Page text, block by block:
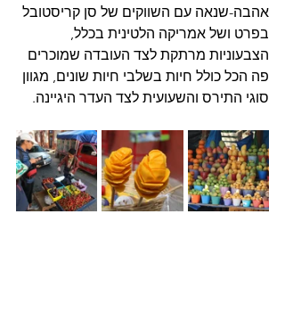
אהבה-שנאה עם השווקים של סן קריסטובל
בפרט ושל אמריקה הלטינית בכלל,
הצבעוניות מרתקת לצד העובדה שמוכרים
פה הכל כולל חיות בשלבי חיות שונים, מגוון
סוגי התירס והשעועית לצד העדר היגיינה.